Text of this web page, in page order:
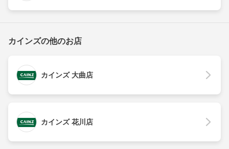
カインズの他のお店
カインズ 大曲店
カインズ 花川店